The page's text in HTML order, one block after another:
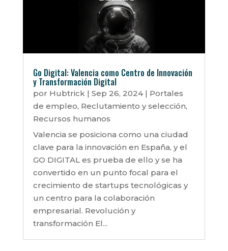
Go Digital: Valencia como Centro de Innovación
y Transformación Digital
por Hubtrick | Sep 26, 2024| Portales
de empleo, Reclutamiento y selección,
Recursos humanos
Valencia se posiciona como una ciudad
clave para la innovación en España, y el
GO DIGITAL es prueba de ello y se ha
convertido en un punto focal para el
crecimiento de startups tecnológicas y
un centro para la colaboración
empresarial. Revolución y
transformación El...